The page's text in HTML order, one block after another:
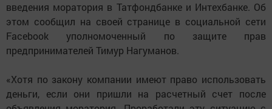
введения моратория в Татфондбанке и Интехбанке. Об
этом сообщил на своей странице в социальной сети
Facebook уполномоченный по защите прав
предпринимателей Тимур Нагуманов.
«Хотя по закону компании имеют право использовать
деньги, если они пришли на расчетный счет после